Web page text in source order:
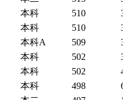
本科 510
本科 510
本科A 509
本科 502
本科 502
本科 498